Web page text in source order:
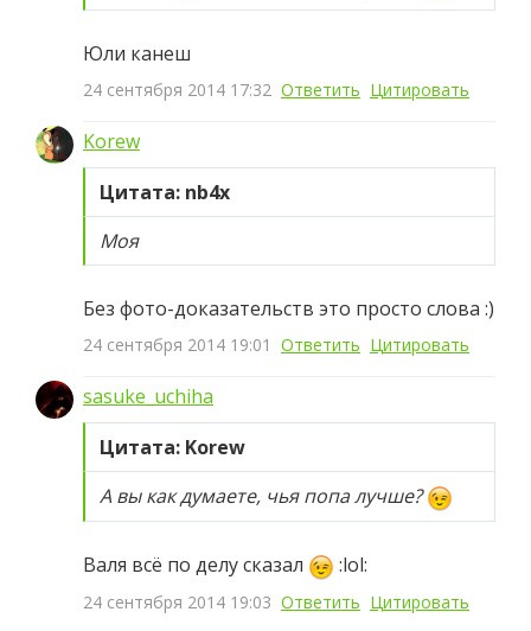
Юли канеш
24 сентября 2014 17:32 Ответить Цитировать
Korew
Цитата: nb4x
Моя
Без фото-доказательств это просто слова :)
24 сентября 2014 19:01 Ответить Цитировать
sasuke_uchiha
Цитата: Korew
А вы как думаете, чья попа лучше?
Валя всё по делу сказал :lol:
24 сентября 2014 19:03 Ответить Цитировать